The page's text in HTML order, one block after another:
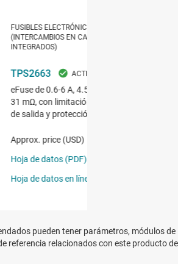
pueden tener parámetros, módulos de
referencia relacionados con este producto de